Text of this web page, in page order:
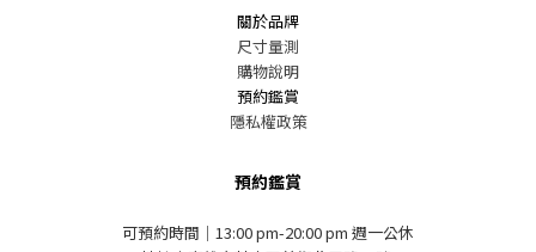
關於品牌
尺寸量測
購物說明
預約鑑賞
隱私權政策
預約鑑賞
可預約時間｜13:00 pm-20:00 pm 週一公休